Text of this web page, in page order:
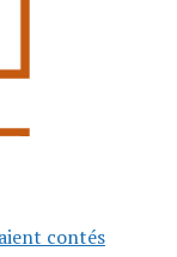
contés